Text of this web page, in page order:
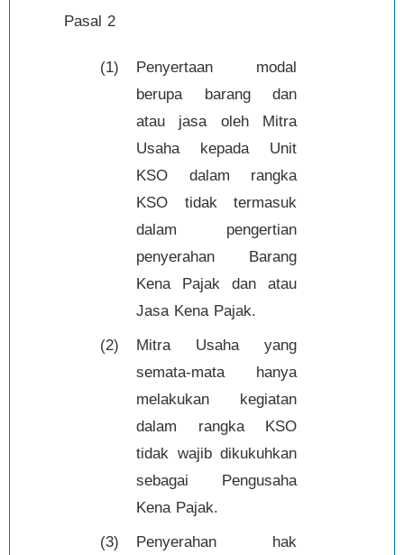
Pasal 2
(1)
Penyertaan modal
berupa barang dan
atau jasa oleh Mitra
Usaha kepada Unit
KSO dalam rangka
KSO tidak termasuk
dalam pengertian
penyerahan Barang
Kena Pajak dan atau
Jasa Kena Pajak.
(2)
Mitra Usaha yang
semata-mata hanya
melakukan kegiatan
dalam rangka KSO
tidak wajib dikukuhkan
sebagai Pengusaha
Kena Pajak.
(3)
Penyerahan hak